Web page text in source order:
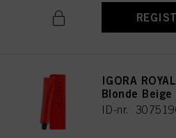
IGORA
Blonde
ID-nr.